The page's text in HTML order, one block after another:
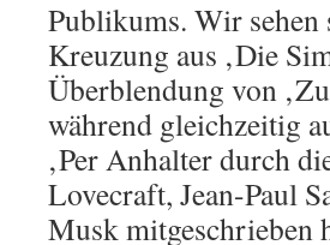
Publikums. Wir
Kreuzung aus ‚Die
Überblendung von
während gleichzeitig
‚Per Anhalter durch
Lovecraft, Jean-Paul
Musk mitgeschrieben